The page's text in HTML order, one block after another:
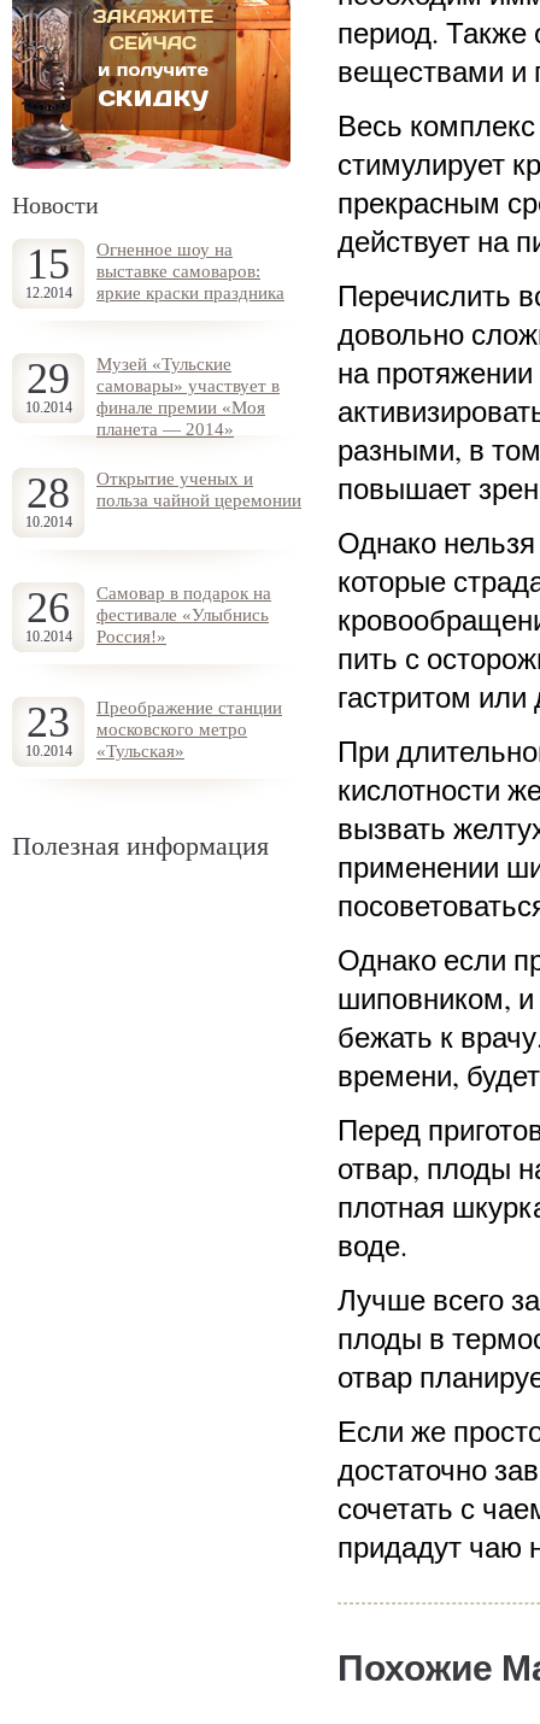
Новости
15
12.2014
Огненное шоу на
выставке самоваров:
яркие краски праздника
29
10.2014
Музей «Тульские
самовары» участвует в
финале премии «Моя
планета — 2014»
28
10.2014
Открытие ученых и
польза чайной церемонии
26
10.2014
Самовар в подарок на
фестивале «Улыбнись
Россия!»
23
10.2014
Преображение станции
московского метро
«Тульская»
Полезная информация
период. Также
веществами и
Весь
стимулирует
прекрасным
действует на
Перечислить
довольно
на
разными, в
повышает
Однако
которые
пить с
гастритом
При
кислотности
вызвать
применении
Однако если
шиповником, и
бежать к
времени,
Перед
отвар, плоды
плотная
воде.
Лучше всего
плоды в
отвар
Если же
достаточно
сочетать с
придадут чаю
Похожие